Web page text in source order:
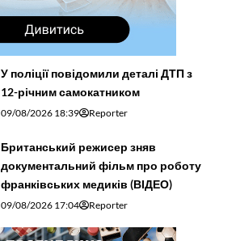
У поліції повідомили деталі ДТП з
12-річним самокатником
09/08/2026 18:39 Reporter
Британський режисер зняв
документальний фільм про роботу
франківських медиків (ВІДЕО)
09/08/2026 17:04 Reporter